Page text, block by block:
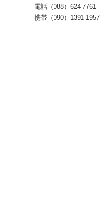
電話（088）624-7761
携帯（090）1391-1957